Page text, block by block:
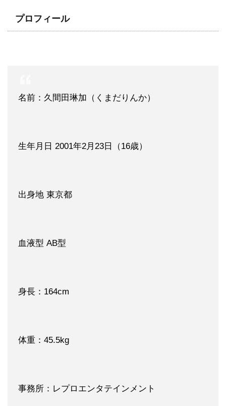
プロフィール
名前：久間田琳加（くまだりんか）
生年月日 2001年2月23日（16歳）
出身地 東京都
血液型 AB型
身長：164cm
体重：45.5kg
事務所：レプロエンタテインメント